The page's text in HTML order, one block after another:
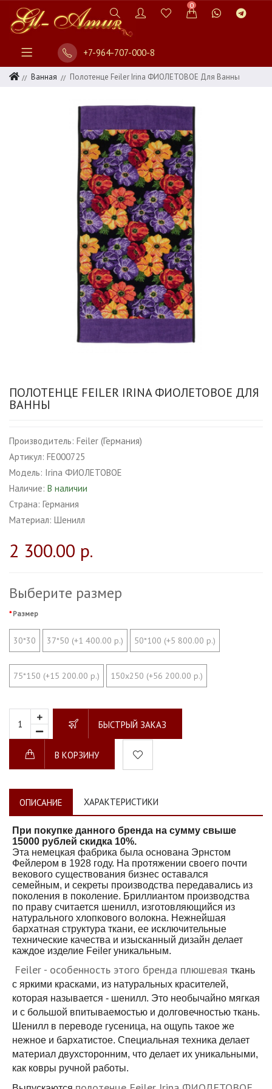
0
+7-964-707-000-8
Ванная Полотенце Feiler Irina ФИОЛЕТОВОЕ Для Ванны
ПОЛОТЕНЦЕ FEILER IRINA ФИОЛЕТОВОЕ ДЛЯ
ВАННЫ
Производитель: Feiler (Германия)
Артикул: FE000725
Модель: Irina ФИОЛЕТОВОЕ
Наличие: В наличии
Страна: Германия
Материал: Шенилл
2 300.00 р.
Выберите размер
Размер
30*30 37*50 (+1 400.00 р.) 50*100 (+5 800.00 р.)
75*150 (+15 200.00 р.) 150х250 (+56 200.00 р.)
БЫСТРЫЙ ЗАКАЗ
В КОРЗИНУ
ОПИСАНИЕ ХАРАКТЕРИСТИКИ
При покупке данного бренда на сумму свыше
15000 рублей скидка 10%.
Эта немецкая фабрика была основана Эрнстом
Фейлером в 1928 году. На протяжении своего почти
векового существования бизнес оставался
семейным, и секреты производства передавались из
поколения в поколение. Бриллиантом производства
по праву считается шенилл, изготовляющийся из
натурального хлопкового волокна. Нежнейшая
бархатная структура ткани, ее исключительные
технические качества и изысканный дизайн делает
каждое изделие Feiler уникальным.
Feiler - особенность этого бренда плюшевая ткань
с яркими красками, из натуральных красителей,
которая называется - шенилл. Это необычайно мягкая
и с большой впитываемостью и долговечностью ткань.
Шенилл в переводе гусеница, на ощупь такое же
нежное и бархатистое. Специальная техника делает
материал двухсторонним, что делает их уникальными,
как ковры ручной работы.